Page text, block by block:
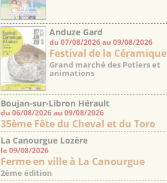
Anduze Gard
du 07/08/2026 au 09/08/2026
Festival de la Céramique
Grand marché des Potiers et
animations
Boujan-sur-Libron Hérault
du 06/08/2026 au 09/08/2026
35ème Fête du Cheval et du Toro
La Canourgue Lozère
le 09/08/2026
Ferme en ville à La Canourgue
2ème édition